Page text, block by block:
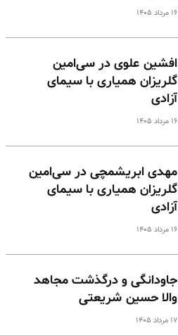
۱۶ مرداد ۱۴۰۵
افشین علوی در سی‌امین
گلریزان همیاری با سیمای
آزادی
۱۶ مرداد ۱۴۰۵
مهدی ابریشمچی در سی‌امین
گلریزان همیاری با سیمای
آزادی
۱۶ مرداد ۱۴۰۵
جاودانگی و درگذشت مجاهد
والا حسین شریعتی
۱۷ مرداد ۱۴۰۵